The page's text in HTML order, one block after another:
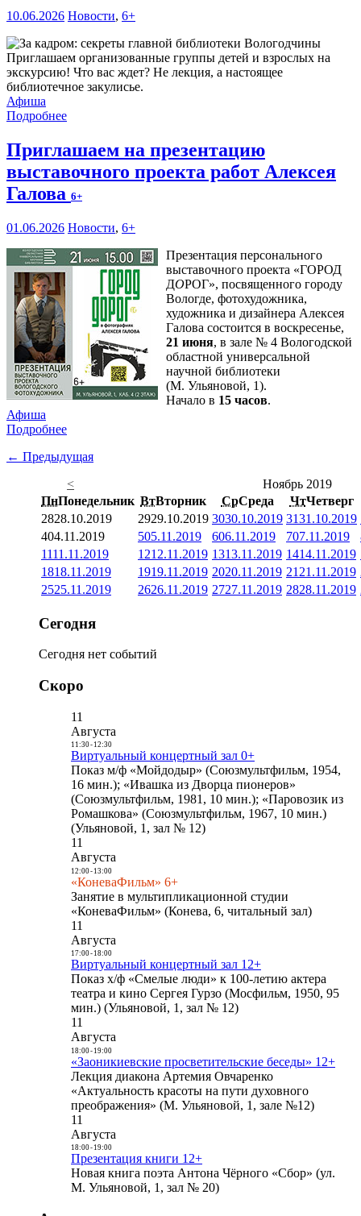
10.06.2026 Новости, 6+
Приглашаем организованные группы детей и взрослых на
экскурсию! Что вас ждет? Не лекция, а настоящее
библиотечное закулисье.
Афиша
Подробнее
Приглашаем на презентацию
выставочного проекта работ Алексея
Галова 6+
01.06.2026 Новости, 6+
Презентация персонального
выставочного проекта «ГОРОД
ДОРОГ», посвященного городу
Вологде, фотохудожника,
художника и дизайнера Алексея
Галова состоится в воскресенье,
21 июня, в зале № 4 Вологодской
областной универсальной
научной библиотеки
(М. Ульяновой, 1).
Начало в 15 часов.
Афиша
Подробнее
← Предыдущая
<
Ноябрь 2019
ПнПонедельник ВтВторник СрСреда ЧтЧетверг
2828.10.2019 2929.10.2019 3030.10.2019 3131.10.2019
404.11.2019 505.11.2019 606.11.2019 707.11.2019
1111.11.2019 1212.11.2019 1313.11.2019 1414.11.2019
1818.11.2019 1919.11.2019 2020.11.2019 21 21.11.2019
2525.11.2019 2626.11.2019 2727.11.2019 2828.11.2019
Сегодня
Сегодня нет событий
Скоро
11
Августа
11:30- 12:30
Виртуальный концертный зал 0+
Показ м/ф «Мойдодыр» (Союзмультфильм, 1954,
16 мин.); «Ивашка из Дворца пионеров»
(Союзмультфильм, 1981, 10 мин.); «Паровозик из
Ромашкова» (Союзмультфильм, 1967, 10 мин.)
(Ульяновой, 1, зал № 12)
11
Августа
12:00- 13:00
«КоневаФильм» 6+
Занятие в мультипликационной студии
«КоневаФильм» (Конева, 6, читальный зал)
11
Августа
17:00- 18:00
Виртуальный концертный зал 12+
Показ х/ф «Смелые люди» к 100-летию актера
театра и кино Сергея Гурзо (Мосфильм, 1950, 95
мин.) (Ульяновой, 1, зал № 12)
11
Августа
18:00- 19:00
«Заоникиевские просветительские беседы» 12+
Лекция диакона Артемия Овчаренко
«Актуальность красоты на пути духовного
преображения» (М. Ульяновой, 1, зале №12)
11
Августа
18:00- 19:00
Презентация книги 12+
Новая книга поэта Антона Чёрного «Сбор» (ул.
М. Ульяновой, 1, зал № 20)